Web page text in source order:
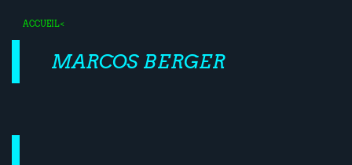
ACCUEIL<
MARCOS BERGER